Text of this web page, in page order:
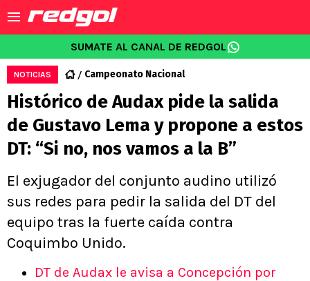
SUMATE AL CANAL DE REDGOL
NOTICIAS Campeonato Nacional
Histórico de Audax pide la salida
de Gustavo Lema y propone a estos
DT: “Si no, nos vamos a la B”
El exjugador del conjunto audino utilizó
sus redes para pedir la salida del DT del
equipo tras la fuerte caída contra
Coquimbo Unido.
DT de Audax le avisa a Concepción por